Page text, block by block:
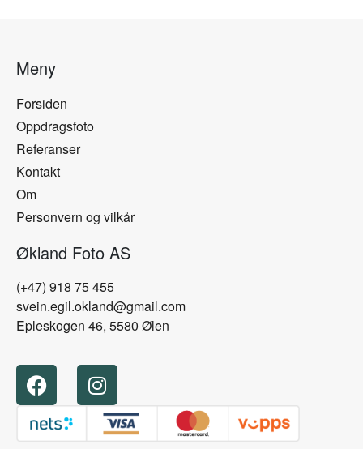
Meny
Forsiden
Oppdragsfoto
Referanser
Kontakt
Om
Personvern og vilkår
Økland Foto AS
(+47) 918 75 455
svein.egil.okland@gmail.com
Epleskogen 46, 5580 Ølen